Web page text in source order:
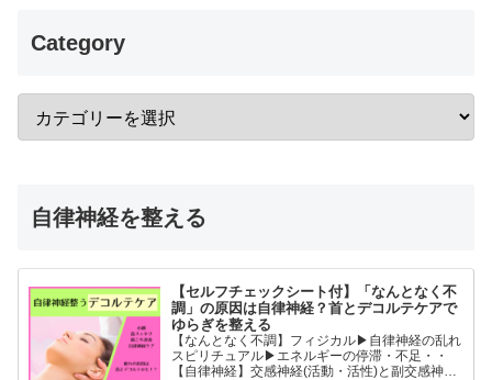
Category
自律神経を整える
【セルフチェックシート付】「なんとなく不
調」の原因は自律神経？首とデコルテケアで
ゆらぎを整える
【なんとなく不調】フィジカル▶︎自律神経の乱れ
スピリチュアル▶︎エネルギーの停滞・不足・・
【自律神経】交感神経(活動・活性)と副交感神経